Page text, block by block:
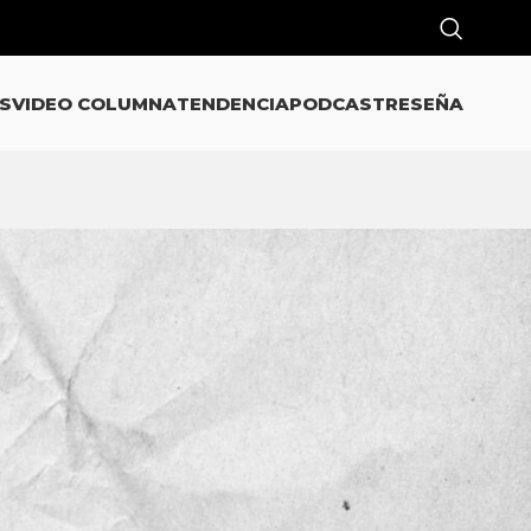
VIDEO COLUMNATENDENCIAPODCASTRESEÑA